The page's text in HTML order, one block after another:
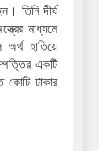
তিনি দীর্ঘ
মাধ্যমে
অর্থ হাতিয়ে
একটি
কোটি টাকার